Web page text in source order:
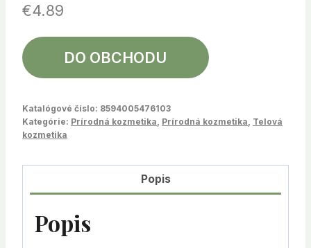
€4.89
DO OBCHODU
Katalógové číslo: 8594005476103
Kategórie: Prírodná kozmetika Prírodná kozmetika Telová
kozmetika
Popis
Popis